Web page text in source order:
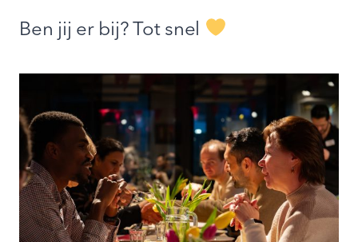
Ben jij er bij? Tot snel